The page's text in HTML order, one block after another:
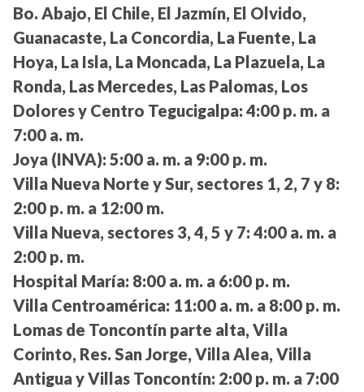
Bo. Abajo, El Chile, El Jazmín, El Olvido,
Guanacaste, La Concordia, La Fuente, La
Hoya, La Isla, La Moncada, La Plazuela, La
Ronda, Las Mercedes, Las Palomas, Los
Dolores y Centro Tegucigalpa: 4:00 p. m. a
7:00 a. m.
Joya (INVA): 5:00 a. m. a 9:00 p. m.
Villa Nueva Norte y Sur, sectores 1, 2, 7 y 8:
2:00 p. m. a 12:00 m.
Villa Nueva, sectores 3, 4, 5 y 7: 4:00 a. m. a
2:00 p. m.
Hospital María: 8:00 a. m. a 6:00 p. m.
Villa Centroamérica: 11:00 a. m. a 8:00 p. m.
Lomas de Toncontín parte alta, Villa
Corinto, Res. San Jorge, Villa Alea, Villa
Antigua y Villas Toncontín: 2:00 p. m. a 7:00